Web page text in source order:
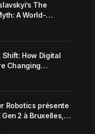
The
A World-
of
Shift: How Digital
Changing
Habits in the
Robotics présente
2 à Bruxelles,
parfaitement le